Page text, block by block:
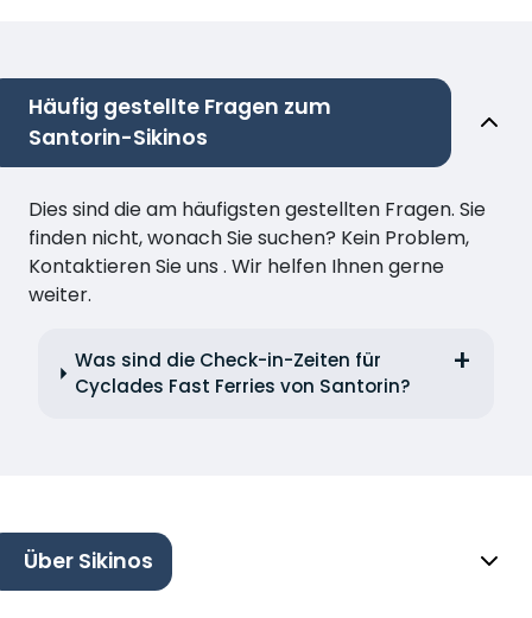
Häufig gestellte Fragen zum
Santorin-Sikinos
Dies sind die am häufigsten gestellten Fragen. Sie
finden nicht, wonach Sie suchen? Kein Problem,
Kontaktieren Sie uns . Wir helfen Ihnen gerne
weiter.
Was sind die Check-in-Zeiten für
Cyclades Fast Ferries von Santorin?
Über Sikinos